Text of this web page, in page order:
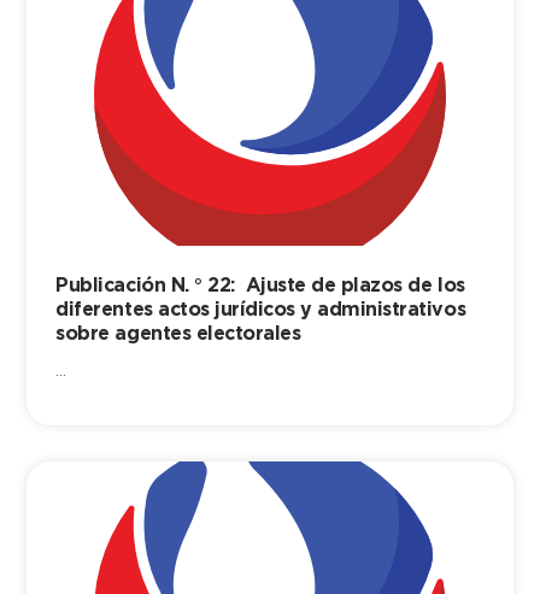
Publicación N. ° 22: Ajuste de plazos de los
diferentes actos jurídicos y administrativos
sobre agentes electorales